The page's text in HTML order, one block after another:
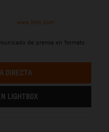
www.ktm.com
de prensa en formato
DIRECTA
LIGHTBOX